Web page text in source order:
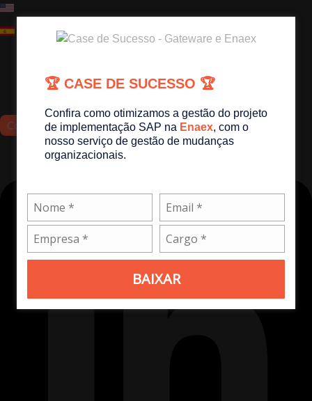
🏆 CASE D E SUCESSO 🏆
Confira como otimizamos a gestão do projeto
de implementação SAP na Enaex, com o
nosso serviço de gestão de mudanças
organizacionais.
BAIXAR
Ir
para
faleconosco@gateware.com.br
+55 41 3180-0019
Confira nossas oportunidades
Linkedin